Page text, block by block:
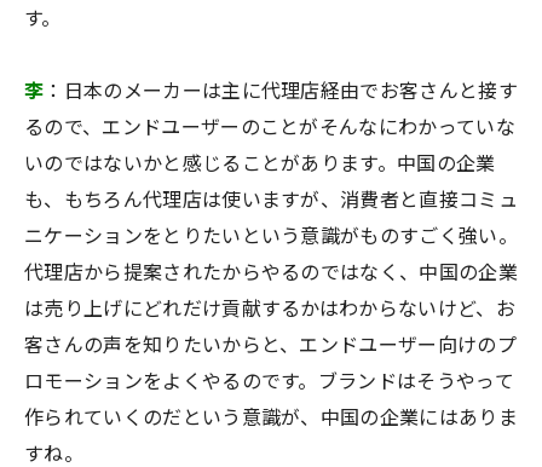
す。
李 ：日本のメーカーは主に代理店経由でお客さんと接す
るので、エンドユーザーのことがそんなにわかっていな
いのではないかと感じることがあります。中国の企業
も、もちろん代理店は使いますが、消費者と直接コミュ
ニケーションをとりたいという意識がものすごく強い。
代理店から提案されたからやるのではなく、中国の企業
は売り上げにどれだけ貢献するかはわからないけど、お
客さんの声を知りたいからと、エンドユーザー向けのプ
ロモーションをよくやるのです。ブランドはそうやって
作られていくのだという意識が、中国の企業にはありま
すね。